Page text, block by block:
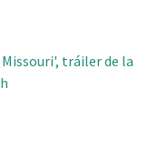
tráiler de la